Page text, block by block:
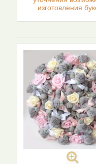
изготовления